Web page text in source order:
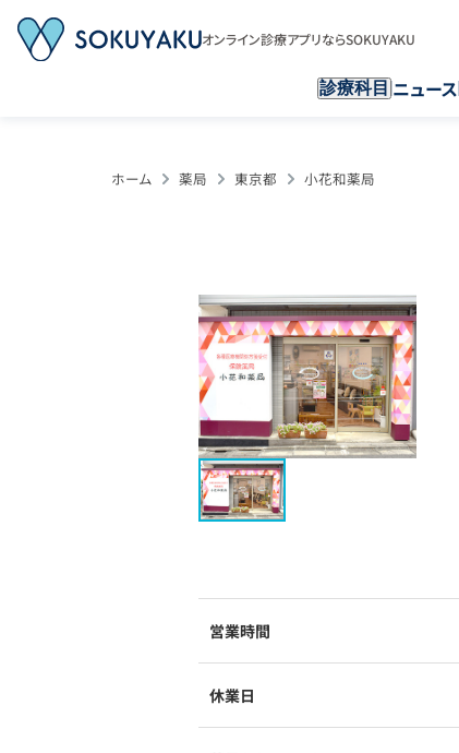
オンライン診療アプリならSOKUYAKU
診療科目 ニュース
ホーム 薬局 東京都 小花和薬局
営業時間
休業日